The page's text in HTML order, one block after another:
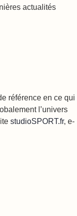
actualités
référence en ce qui
l’univers
studioSPORT.fr, e-